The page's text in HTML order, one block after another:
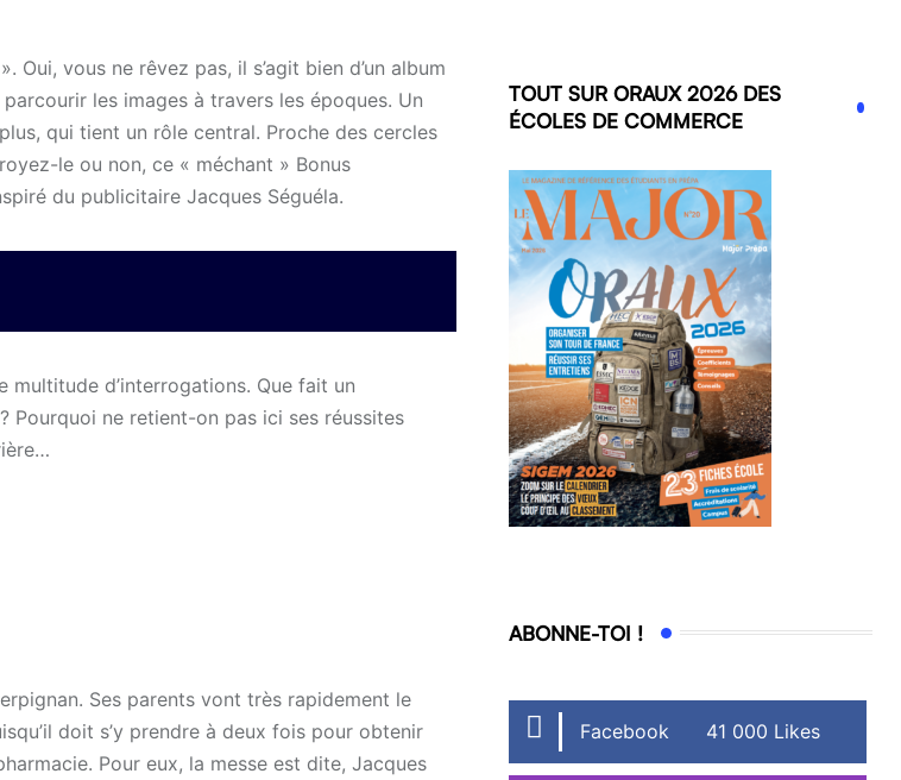
Oui, vous ne rêvez pas, il s’agit bien d’un album
les images à travers les époques. Un
qui tient un rôle central. Proche des cercles
le ou non, ce « méchant » Bonus
du publicitaire Jacques Séguéla.
multitude d’interrogations. Que fait un
Pourquoi ne retient-on pas ici ses réussites
Ses parents vont très rapidement le
doit s’y prendre à deux fois pour obtenir
Pour eux, la messe est dite, Jacques
TOUT SUR ORAUX 2026 DES
ÉCOLES DE COMMERCE
ABONNE-TOI !
Facebook 41 000 Likes